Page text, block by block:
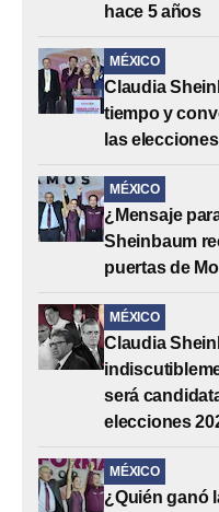
hace 5 años
MÉXICO
Claudia
tiempo y
las
MÉXICO
¿Mensaje
Sheinbaum
puertas de
MÉXICO
Claudia
será
elecciones
MÉXICO
¿Quién ganó